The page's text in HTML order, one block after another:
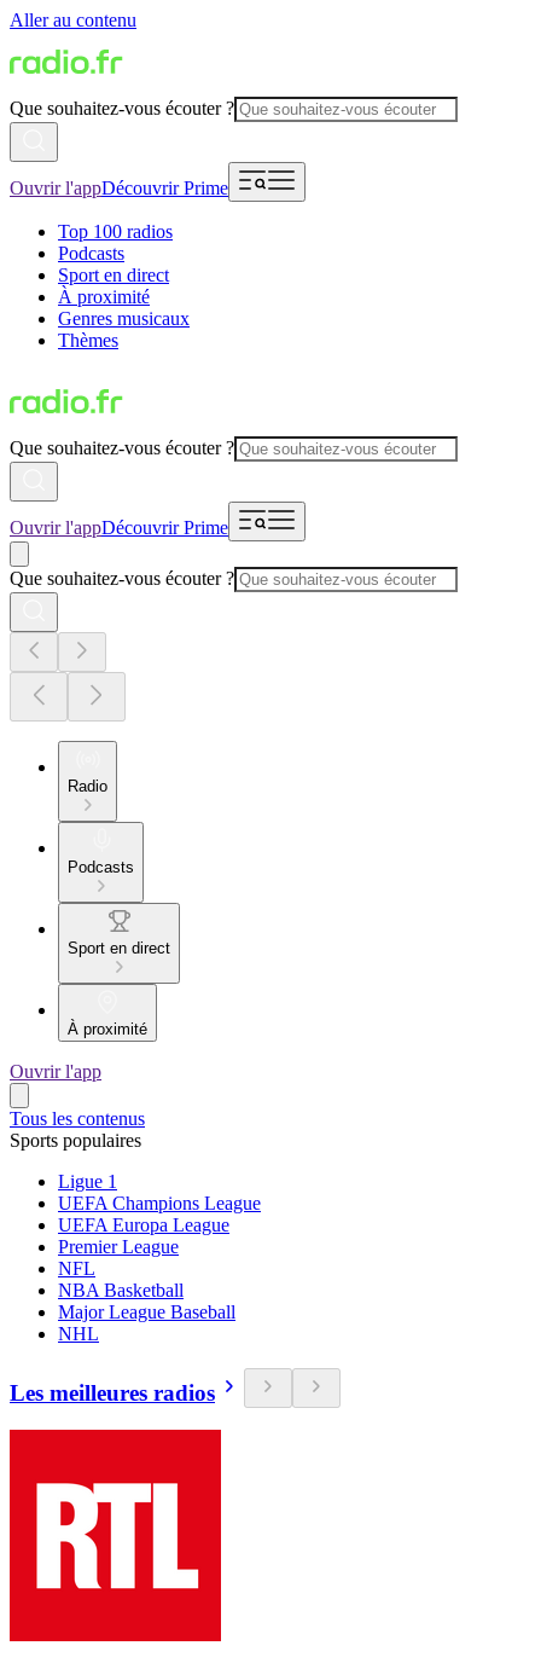
Aller au contenu
Que souhaitez-vous écouter ?
Ouvrir l'appDécouvrir Prime
Top 100 radios
Podcasts
Sport en direct
À proximité
Genres musicaux
Thèmes
Que souhaitez-vous écouter ?
Ouvrir l'appDécouvrir Prime
Que souhaitez-vous écouter ?
Radio
Podcasts
Sport en direct
À proximité
Ouvrir l'app
Tous les contenus
Sports populaires
Ligue 1
UEFA Champions League
UEFA Europa League
Premier League
NFL
NBA Basketball
Major League Baseball
NHL
Les meilleures radios